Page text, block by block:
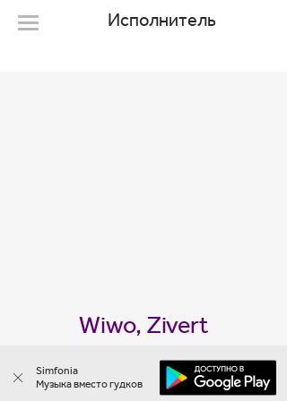
Исполнитель
Wiwo, Zivert
Simfonia
Музыка вместо гудков